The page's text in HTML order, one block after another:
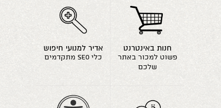
חנות באינטרנט
פשוט למכור באתר
שלכם
אדיר למנועי חיפוש
כלי seo מתקדמים